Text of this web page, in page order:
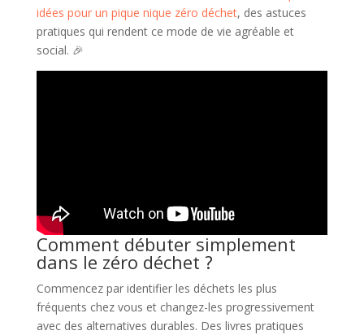
idées pour un pique nique zéro déchet, des astuces
pratiques qui rendent ce mode de vie agréable et
social. 🎉
Comment débuter simplement
dans le zéro déchet ?
Commencez par identifier les déchets les plus
fréquents chez vous et changez-les progressivement
avec des alternatives durables. Des livres pratiques